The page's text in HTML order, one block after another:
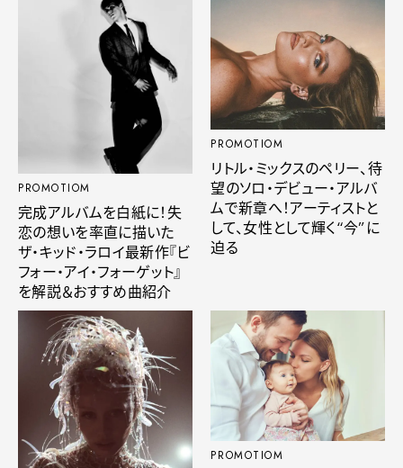
PROMOTIOM
完成アルバムを白紙に！失
恋の想いを率直に描いた
ザ・キッド・ラロイ最新作『ビ
フォー・アイ・フォーゲット』
を解説＆おすすめ曲紹介
PROMOTIOM
リトル・ミックスのペリー、待
望のソロ・デビュー・アルバ
ムで新章へ！アーティストと
して、女性として輝く“今”に
迫る
PROMOTIOM